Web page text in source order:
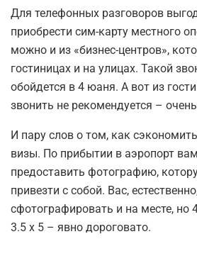
Для телефонных разговоров
приобрести сим-карту местного
можно и из «бизнес-центров»,
гостиницах и на улицах. Такой
обойдется в 4 юаня. А вот из
звонить не рекомендуется –
И пару слов о том, как
визы. По прибытии в аэропорт
предоставить фотографию,
привезти с собой. Вас,
сфотографировать и на месте, но
3.5 х 5 – явно дороговато.